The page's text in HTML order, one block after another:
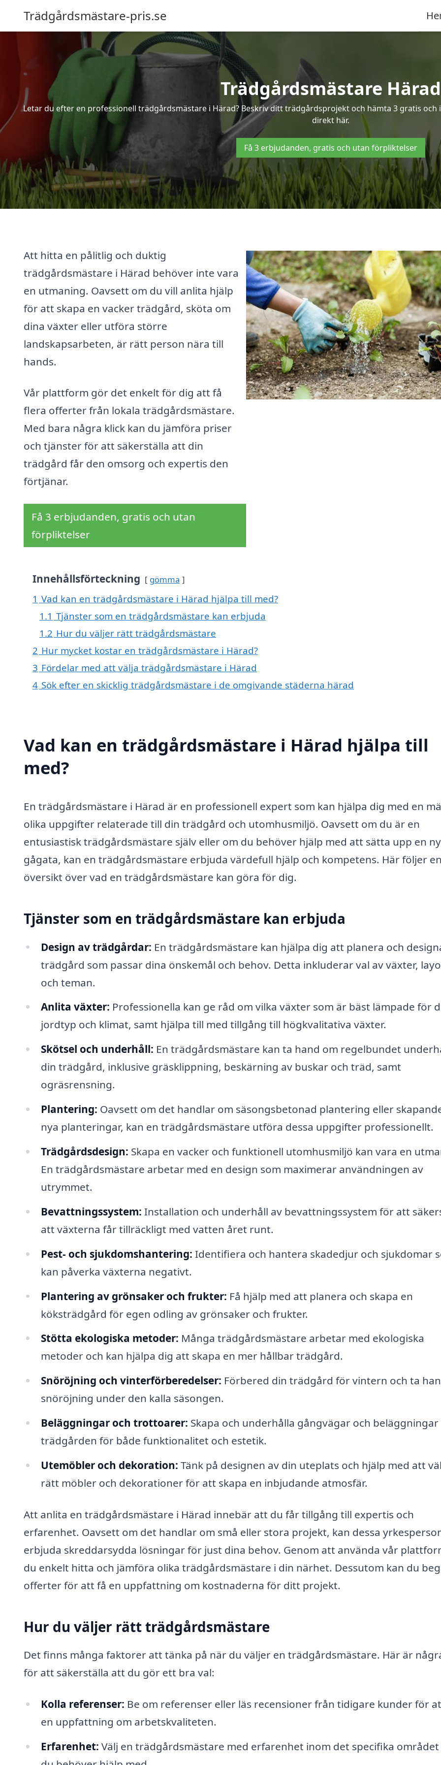
Trädgårdsmästare-pris.se
Trädgårdsmästare Härad
Letar du efter en professionell trädgårdsmästare i Härad? Beskriv ditt trädgårdsprojekt och hämta 3 gratis
direkt här.
Få 3 erbjudanden, gratis och utan förpliktelser
Att hitta en pålitlig och duktig
trädgårdsmästare i Härad behöver inte vara
en utmaning. Oavsett om du vill anlita hjälp
för att skapa en vacker trädgård, sköta om
dina växter eller utföra större
landskapsarbeten, är rätt person nära till
hands.
Vår plattform gör det enkelt för dig att få
flera offerter från lokala trädgårdsmästare.
Med bara några klick kan du jämföra priser
och tjänster för att säkerställa att din
trädgård får den omsorg och expertis den
förtjänar.
Få 3 erbjudanden, gratis och utan
förpliktelser
Innehållsförteckning gömma
1 Vad kan en trädgårdsmästare i Härad hjälpa till med?
1.1 Tjänster som en trädgårdsmästare kan erbjuda
1.2 Hur du väljer rätt trädgårdsmästare
2 Hur mycket kostar en trädgårdsmästare i Härad?
3 Fördelar med att välja trädgårdsmästare i Härad
4 Sök efter en skicklig trädgårdsmästare i de omgivande städerna härad
Vad kan en trädgårdsmästare i Härad hjälpa till
med?
En trädgårdsmästare i Härad är en professionell expert som kan hjälpa dig med en
olika uppgifter relaterade till din trädgård och utomhusmiljö. Oavsett om du är en
entusiastisk trädgårdsmästare själv eller om du behöver hjälp med att sätta upp en ny
gågata, kan en trädgårdsmästare erbjuda värdefull hjälp och kompetens. Här följer en
översikt över vad en trädgårdsmästare kan göra för dig.
Tjänster som en trädgårdsmästare kan erbjuda
Design av trädgårdar: En trädgårdsmästare kan hjälpa dig att planera och
trädgård som passar dina önskemål och behov. Detta inkluderar val av växter,
och teman.
Anlita växter: Professionella kan ge råd om vilka växter som är bäst lämpade för
jordtyp och klimat, samt hjälpa till med tillgång till högkvalitativa växter.
Skötsel och underhåll: En trädgårdsmästare kan ta hand om regelbundet
din trädgård, inklusive gräsklippning, beskärning av buskar och träd, samt
ogräsrensning.
Plantering: Oavsett om det handlar om säsongsbetonad plantering eller
nya planteringar, kan en trädgårdsmästare utföra dessa uppgifter professionellt.
Trädgårdsdesign: Skapa en vacker och funktionell utomhusmiljö kan vara en
En trädgårdsmästare arbetar med en design som maximerar användningen av
utrymmet.
Bevattningssystem: Installation och underhåll av bevattningssystem för att
att växterna får tillräckligt med vatten året runt.
Pest- och sjukdomshantering: Identifiera och hantera skadedjur och sjukdomar
kan påverka växterna negativt.
Plantering av grönsaker och frukter: Få hjälp med att planera och skapa en
köksträdgård för egen odling av grönsaker och frukter.
Stötta ekologiska metoder: Många trädgårdsmästare arbetar med ekologiska
metoder och kan hjälpa dig att skapa en mer hållbar trädgård.
Snöröjning och vinterförberedelser: Förbered din trädgård för vintern och ta
snöröjning under den kalla säsongen.
Beläggningar och trottoarer: Skapa och underhålla gångvägar och beläggningar
trädgården för både funktionalitet och estetik.
Utemöbler och dekoration: Tänk på designen av din uteplats och hjälp med att
rätt möbler och dekorationer för att skapa en inbjudande atmosfär.
Att anlita en trädgårdsmästare i Härad innebär att du får tillgång till expertis och
erfarenhet. Oavsett om det handlar om små eller stora projekt, kan dessa
erbjuda skreddarsydda lösningar för just dina behov. Genom att använda vår
du enkelt hitta och jämföra olika trädgårdsmästare i din närhet. Dessutom kan du
offerter för att få en uppfattning om kostnaderna för ditt projekt.
Hur du väljer rätt trädgårdsmästare
Det finns många faktorer att tänka på när du väljer en trädgårdsmästare. Här är
för att säkerställa att du gör ett bra val:
Kolla referenser: Be om referenser eller läs recensioner från tidigare kunder för
en uppfattning om arbetskvaliteten.
Erfarenhet: Välj en trädgårdsmästare med erfarenhet inom det specifika området